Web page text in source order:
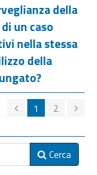
della
un caso
nella stessa
della
1 2
Cerca